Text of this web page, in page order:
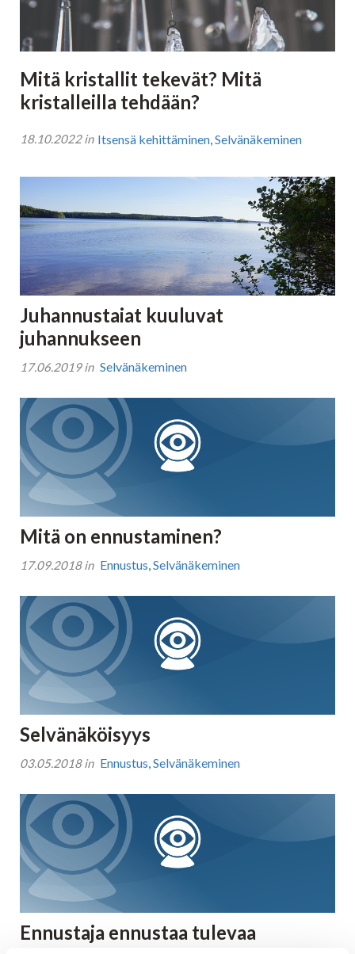
Meediot ja shamaanit
Kaukoparantajat
Numerologit
Tajunnanvirta Tietäjät
Tajunnanvirta puhepaketti
Soittopyyntö
Horoskoopit
Horoskooppimerkit
Kuukausihoroskooppi
Vuosihoroskooppi
Elämänhoroskooppi
Parisuhdehoroskooppi
Kiinalainen horoskooppi
Horoskooppiartikkelit
Mitä kristallit tekevät? Mitä
kristalleilla tehdään?
18.10.2022 in Itsensä kehittäminen,Selvänäkeminen
Juhannustaiat kuuluvat
juhannukseen
17.06.2019 in Selvänäkeminen
Mitä on ennustaminen?
17.09.2018 in Ennustus,Selvänäkeminen
Selvänäköisyys
03.05.2018 in Ennustus,Selvänäkeminen
Ennustaja ennustaa tulevaa